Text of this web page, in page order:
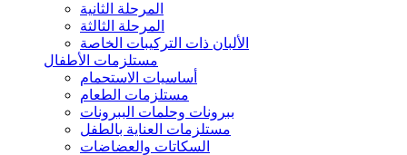
المرحلة الثانية
المرحلة الثالثة
الألبان ذات التركيبات الخاصة
مستلزمات الأطفال
أساسيات الاستحمام
مستلزمات الطعام
ببرونات وحلمات الببرونات
مستلزمات العناية بالطفل
السكاتات والعضاضات